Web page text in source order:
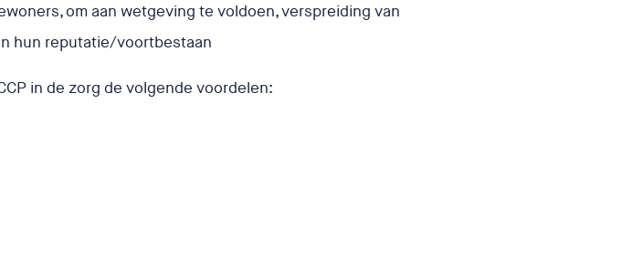
om aan wetgeving te voldoen, verspreiding van
hun reputatie/voortbestaan
in de zorg de volgende voordelen: